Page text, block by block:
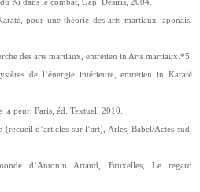
Ki dans le combat, Gap, Desiris, 2004.
pour une théorie des arts martiaux japonais,
des arts martiaux, entretien in Arts martiaux.*5
de l’énergie intérieure, entretien in Karaté
peur, Paris, éd. Textuel, 2010.
d’articles sur l’art), Arles, Babel/Actes sud,
d’Antonin Artaud, Bruxelles, Le regard